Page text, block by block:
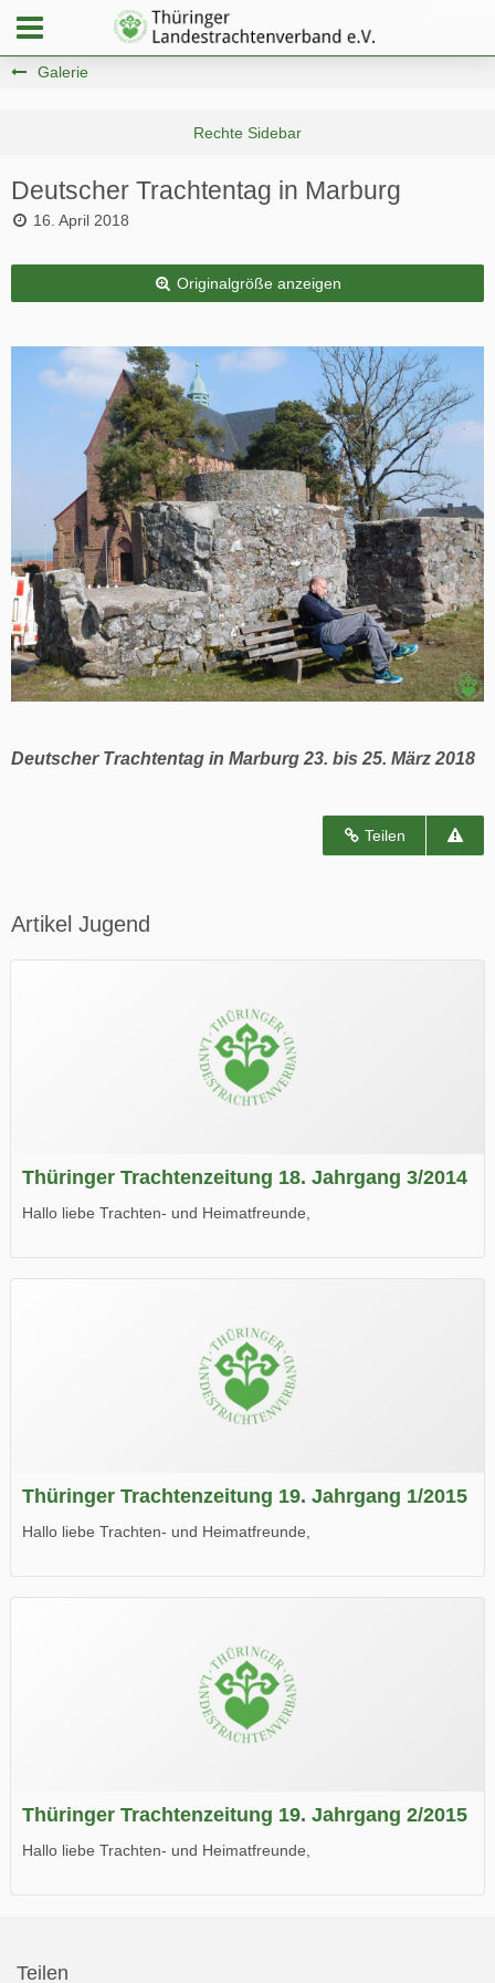
Galerie
Deutscher Trachtentag in Marburg
16. April 2018
Originalgröße anzeigen
Deutscher Trachtentag in Marburg 23. bis 25. März 2018
Teilen
Artikel Jugend
Thüringer Trachtenzeitung 18. Jahrgang 3/2014
Hallo liebe Trachten- und Heimatfreunde,
Wir wünschen Euch viel Spaß beim Lesen.
Thüringer Trachtenzeitung 19. Jahrgang 1/2015
Hallo liebe Trachten- und Heimatfreunde,
Wir wünschen Euch viel Spaß beim Lesen.
Thüringer Trachtenzeitung 19. Jahrgang 2/2015
Hallo liebe Trachten- und Heimatfreunde,
Teilen